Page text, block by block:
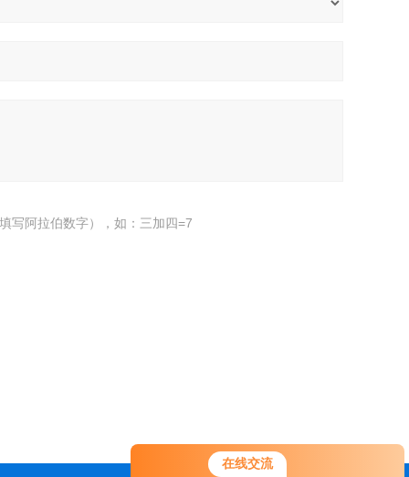
在线交流
写阿拉伯数字），如：三加四=7